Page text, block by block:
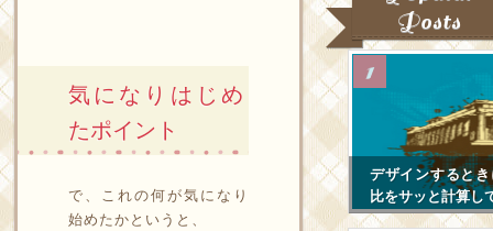
気になりはじめ
たポイント
で、これの何が気になり
始めたかというと、
Posts
デザインすると
比をサッと計算し